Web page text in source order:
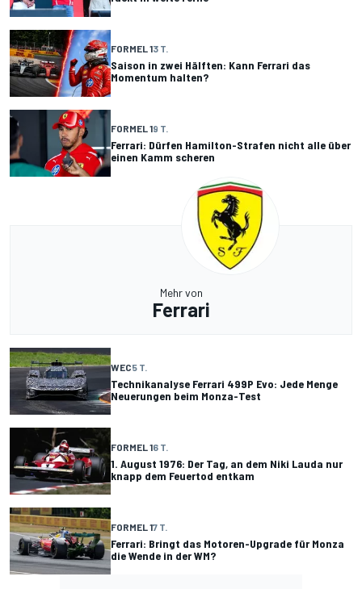
FORMEL 13 T.
Saison in zwei Hälften: Kann Ferrari das
Momentum halten?
FORMEL 19 T.
Ferrari: Dürfen Hamilton-Strafen nicht alle über
einen Kamm scheren
Mehr von
Ferrari
WEC5 T.
Technikanalyse Ferrari 499P Evo: Jede Menge
Neuerungen beim Monza-Test
FORMEL 16 T.
1. August 1976: Der Tag, an dem Niki Lauda nur
knapp dem Feuertod entkam
FORMEL 17 T.
Ferrari: Bringt das Motoren-Upgrade für Monza
die Wende in der WM?